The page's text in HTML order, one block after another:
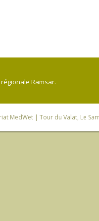
Ramsar.
MedWet | Tour du Valat, Le